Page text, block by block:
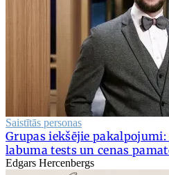
Saistītās personas
Grupas iekšējie
labuma tests un cenas
Edgars Hercenbergs